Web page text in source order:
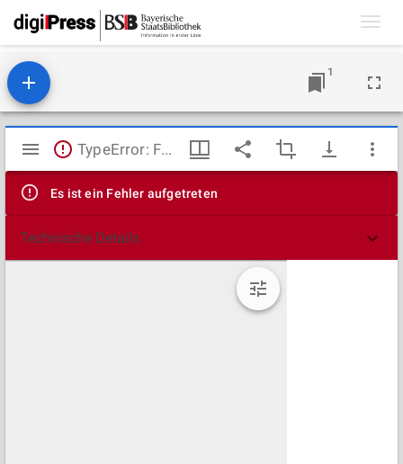
1
Mirador
Viewer
TypeError: Failed to fetch
Es ist ein Fehler aufgetreten
Technische Details